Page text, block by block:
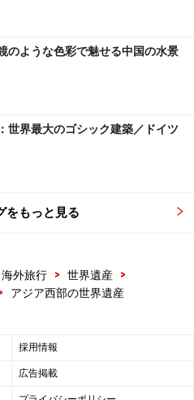
ビル群。鉄筋コンクリートを
群
して栄え、抗争の絶えない
上げた高層ビルの建築がは
天楼と呼ばれるようになっ
のビルに住み、男たちはジ
のような色彩で魅せる中国の水景
世界最大のゴシック建築／ドイツ
をもっと見る
海外旅行 > 世界遺産
>
アジア西部の世界遺産
採用情報
広告掲載